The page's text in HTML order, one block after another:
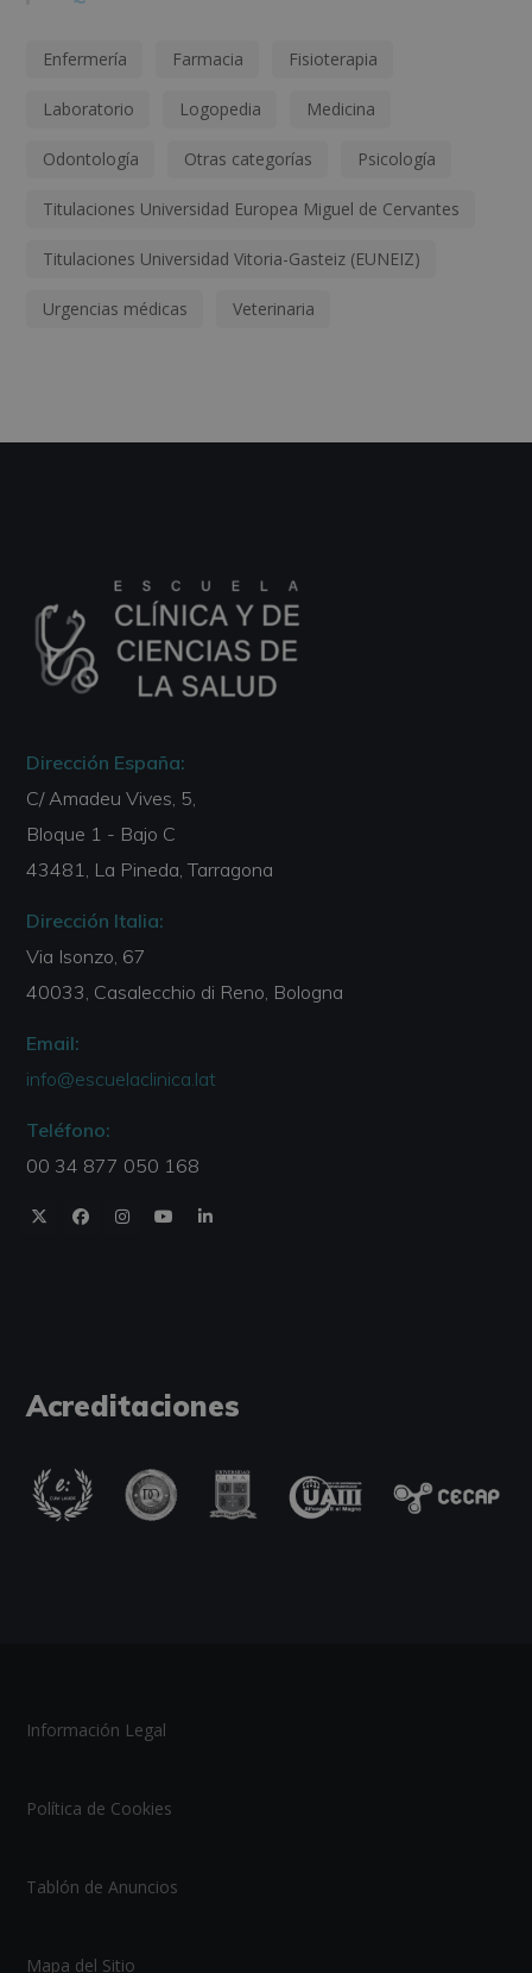
Enfermería Farmacia Fisioterapia
Laboratorio Logopedia Medicina
Odontología Otras categorías Psicología
Titulaciones Universidad Europea Miguel de Cervantes
Titulaciones Universidad Vitoria-Gasteiz (EUNEIZ)
Urgencias médicas Veterinaria
Dirección España:
C/ Amadeu Vives, 5,
Bloque 1 - Bajo C
43481, La Pineda, Tarragona
Dirección Italia:
Via Isonzo, 67
40033, Casalecchio di Reno, Bologna
Email:
info@escuelaclinica.lat
Teléfono:
00 34 877 050 168
Acreditaciones
Información Legal
Política de Cookies
Tablón de Anuncios
Mapa del Sitio